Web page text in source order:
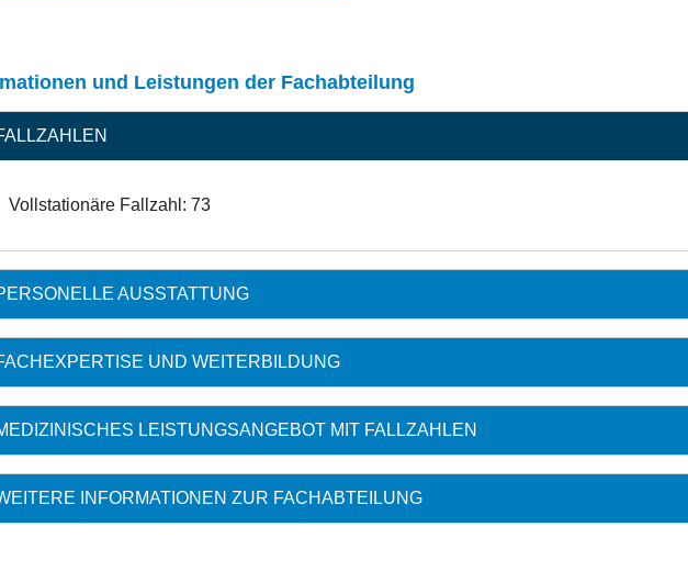
und Leistungen der Fachabteilung
Vollstationäre Fallzahl: 73
AUSSTATTUNG
UND WEITERBILDUNG
LEISTUNGSANGEBOT MIT FALLZAHLEN
INFORMATIONEN ZUR FACHABTEILUNG